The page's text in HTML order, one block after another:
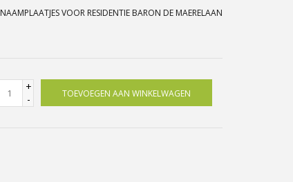
NAAMPLAATJES VOOR RESIDENTIE BARON DE MAERELAAN
+
-
TOEVOEGEN AAN WINKELWAGEN